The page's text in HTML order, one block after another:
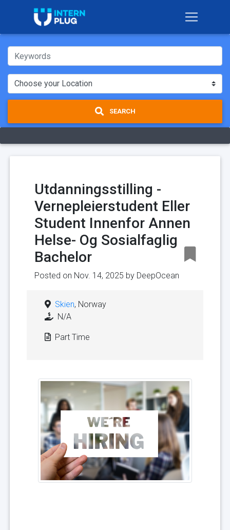
SEARCH
Utdanningsstilling -
Vernepleierstudent Eller
Student Innenfor Annen
Helse- Og Sosialfaglig
Bachelor
Posted on Nov. 14, 2025 by DeepOcean
Skien, Norway
N/A
Part Time